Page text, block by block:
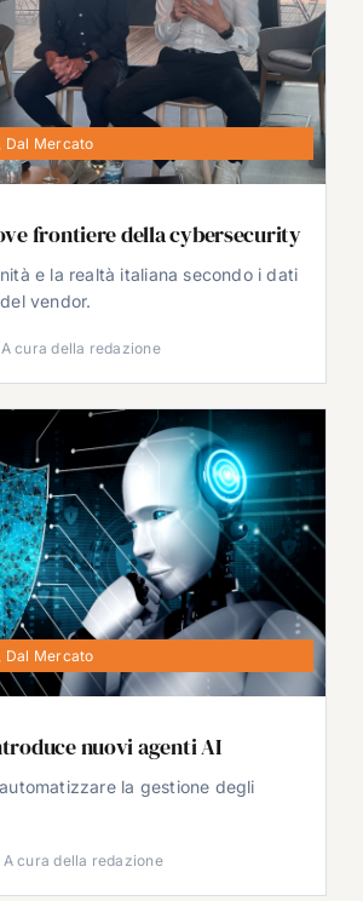
Dal Mercato
frontiere della cybersecurity
e la realtà italiana secondo i dati
vendor.
A cura della redazione
Dal Mercato
nuovi agenti AI
la gestione degli
A cura della redazione